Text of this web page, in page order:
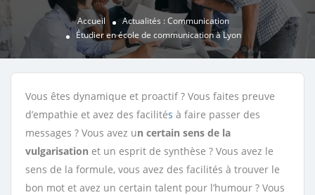
Accueil
Actualités : Communication
Étudier en école de communication à Lyon
Vous êtes dynamique et proactif ? Vous faites preuve
d’empathie et avez des facilités à faire passer des
messages ? Vous avez un certain sens de la
vulgarisation et un esprit de synthèse ? Vous avez le
sens de la formule, vous avez des facilités à trouver le
bon mot et avez un certain talent pour l’humour ? Vous